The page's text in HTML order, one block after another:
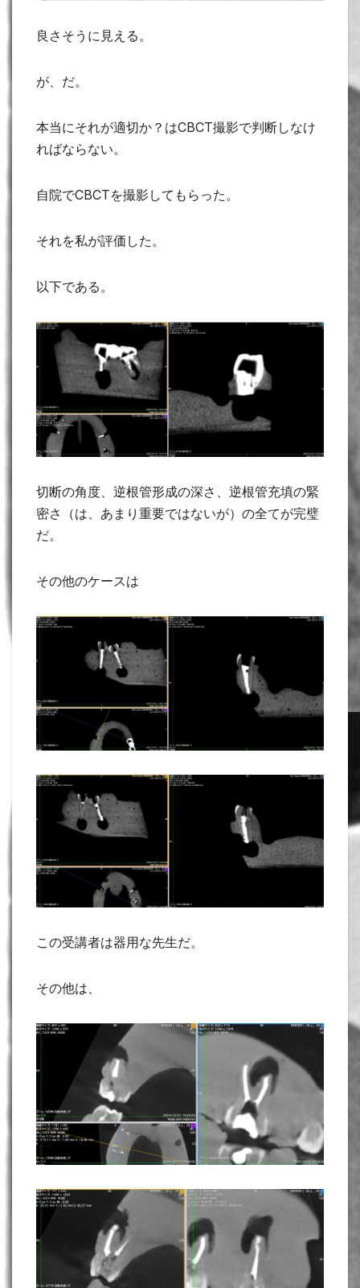
良さそうに見える。
が、だ。
本当にそれが適切か？はCBCT撮影で判断しなけ
ればならない。
自院でCBCTを撮影してもらった。
それを私が評価した。
以下である。
切断の角度、逆根管形成の深さ、逆根管充填の緊
密さ（は、あまり重要ではないが）の全てが完璧
だ。
その他のケースは
この受講者は器用な先生だ。
その他は、